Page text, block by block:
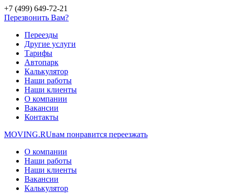
+7 (499) 649-72-21
Перезвонить Вам?
Переезды
Другие услуги
Тарифы
Автопарк
Калькулятор
Наши работы
Наши клиенты
О компании
Вакансии
Контакты
MOVING.RUвам понравится переезжать
О компании
Наши работы
Наши клиенты
Вакансии
Калькулятор